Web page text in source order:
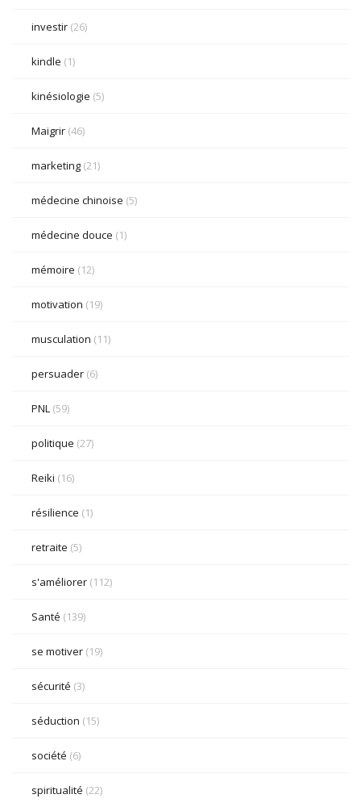
investir (26)
kindle (1)
kinésiologie (5)
Maigrir (46)
marketing (21)
médecine chinoise (5)
médecine douce (1)
mémoire (12)
motivation (19)
musculation (11)
persuader (6)
PNL (59)
politique (27)
Reiki (16)
résilience (1)
retraite (5)
s'améliorer (112)
Santé (139)
se motiver (19)
sécurité (3)
séduction (15)
société (6)
spiritualité (22)